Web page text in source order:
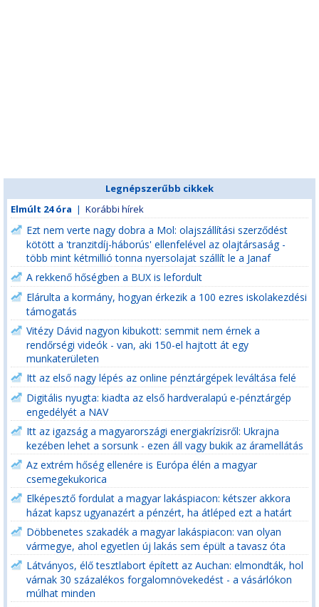
Legnépszerűbb cikkek
Elmúlt 24 óra | Korábbi hírek
Ezt nem verte nagy dobra a Mol: olajszállítási szerződést
kötött a 'tranzitdíj-háborús' ellenfelével az olajtársaság -
több mint kétmillió tonna nyersolajat szállít le a Janaf
A rekkenő hőségben a BUX is lefordult
Elárulta a kormány, hogyan érkezik a 100 ezres iskolakezdési
támogatás
Vitézy Dávid nagyon kibukott: semmit nem érnek a
rendőrségi videók - van, aki 150-el hajtott át egy
munkaterületen
Itt az első nagy lépés az online pénztárgépek leváltása felé
Digitális nyugta: kiadta az első hardveralapú e-pénztárgép
engedélyét a NAV
Itt az igazság a magyarországi energiakrízisről: Ukrajna
kezében lehet a sorsunk - ezen áll vagy bukik az áramellátás
Az extrém hőség ellenére is Európa élén a magyar
csemegekukorica
Elképesztő fordulat a magyar lakáspiacon: kétszer akkora
házat kapsz ugyanazért a pénzért, ha átléped ezt a határt
Döbbenetes szakadék a magyar lakáspiacon: van olyan
vármegye, ahol egyetlen új lakás sem épült a tavasz óta
Látványos, élő tesztlabort épített az Auchan: elmondták, hol
várnak 30 százalékos forgalomnövekedést - a vásárlókon
múlhat minden